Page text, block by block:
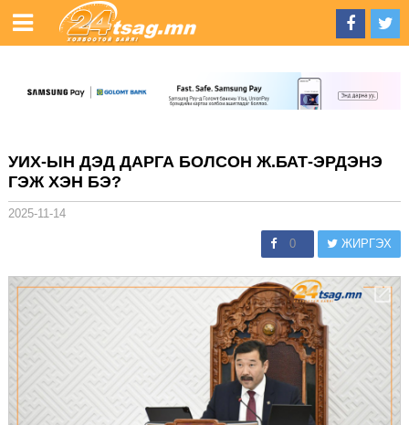
УИХ-ЫН ДЭД ДАРГА БОЛСОН Ж.БАТ-ЭРДЭНЭ
ГЭЖ ХЭН БЭ?
2025-11-14
0 ЖИРГЭХ